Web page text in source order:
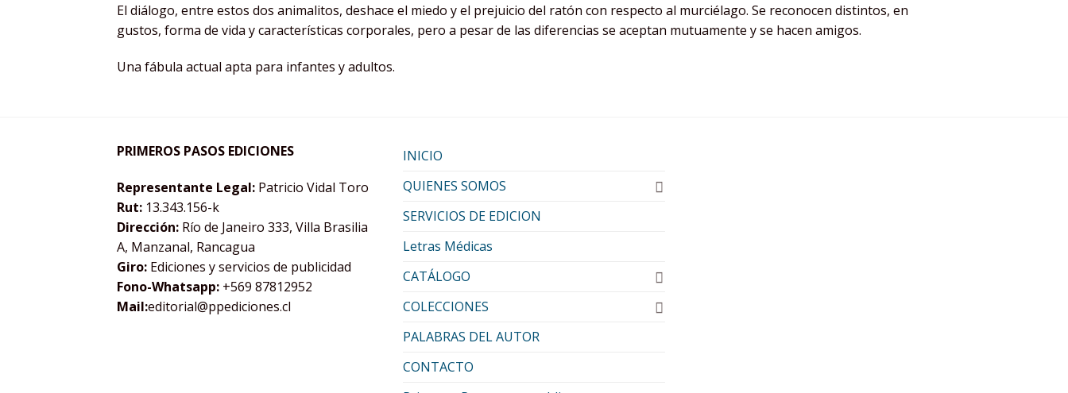
El diálogo, entre estos dos animalitos, deshace el miedo y el prejuicio del ratón con respecto al murciélago. Se reconocen distintos, en
gustos, forma de vida y características corporales, pero a pesar de las diferencias se aceptan mutuamente y se hacen amigos.
Una fábula actual apta para infantes y adultos.
PRIMEROS PASOS EDICIONES
Representante Legal: Patricio Vidal Toro
Rut: 13.343.156-k
Dirección: Río de Janeiro 333, Villa Brasilia
A, Manzanal, Rancagua
Giro: Ediciones y servicios de publicidad
Fono-Whatsapp: +569 87812952
Mail:editorial@ppediciones.cl
INICIO
QUIENES SOMOS
SERVICIOS DE EDICION
Letras Médicas
CATÁLOGO
COLECCIONES
PALABRAS DEL AUTOR
CONTACTO